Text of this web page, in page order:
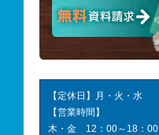
【定休日】月・火・水
【営業時間】
木・金 12：00～18：00